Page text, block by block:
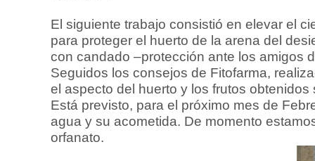
El siguiente trabajo consistió en elevar el
para proteger el huerto de la arena del
con candado –protección ante los amigos
Seguidos los consejos de Fitofarma,
el aspecto del huerto y los frutos
Está previsto, para el próximo mes de
agua y su acometida. De momento
orfanato.